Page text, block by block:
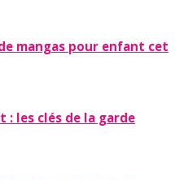
mangas pour enfant cet
: les clés de la garde